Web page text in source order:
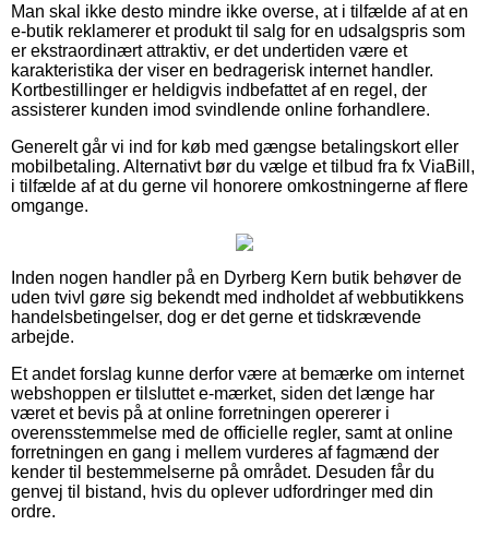
Man skal ikke desto mindre ikke overse, at i tilfælde af at en
e-butik reklamerer et produkt til salg for en udsalgspris som
er ekstraordinært attraktiv, er det undertiden være et
karakteristika der viser en bedragerisk internet handler.
Kortbestillinger er heldigvis indbefattet af en regel, der
assisterer kunden imod svindlende online forhandlere.
Generelt går vi ind for køb med gængse betalingskort eller
mobilbetaling. Alternativt bør du vælge et tilbud fra fx ViaBill,
i tilfælde af at du gerne vil honorere omkostningerne af flere
omgange.
Inden nogen handler på en Dyrberg Kern butik behøver de
uden tvivl gøre sig bekendt med indholdet af webbutikkens
handelsbetingelser, dog er det gerne et tidskrævende
arbejde.
Et andet forslag kunne derfor være at bemærke om internet
webshoppen er tilsluttet e-mærket, siden det længe har
været et bevis på at online forretningen opererer i
overensstemmelse med de officielle regler, samt at online
forretningen en gang i mellem vurderes af fagmænd der
kender til bestemmelserne på området. Desuden får du
genvej til bistand, hvis du oplever udfordringer med din
ordre.